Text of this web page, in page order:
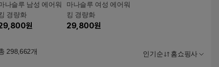
나슬루 남성 에어워
경량화
원
마나슬루 여성 에어워
킹 경량화
29,800원
298,662개 인기순 홈쇼핑사